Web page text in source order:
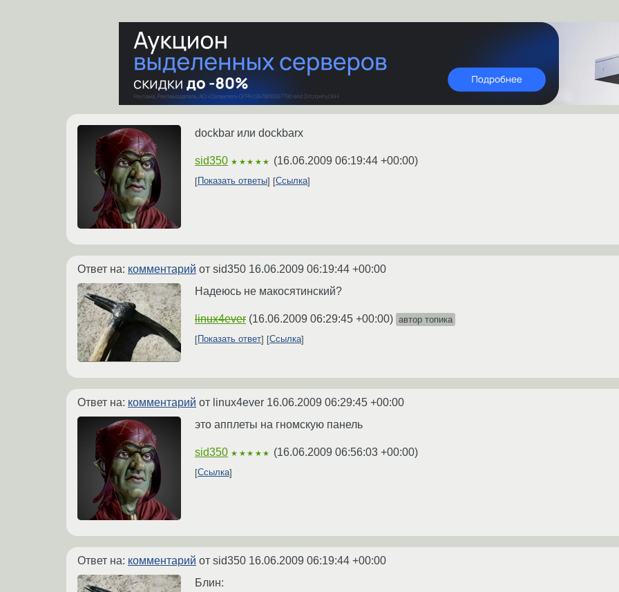
dockbar или dockbarx
sid350 ★★★★★ (16.06.2009 06:19:44 +00:00)
Показать ответы Ссылка
Ответ на: комментарий от sid350 16.06.2009 06:19:44 +00:00
Надеюсь не макосятинский?
linux4ever (16.06.2009 06:29:45 +00:00) автор топика
Показать ответ
Ссылка
Ответ на: комментарий от linux4ever 16.06.2009 06:29:45 +00:00
это апплеты на гномскую панель
sid350 ★★★★★ (16.06.2009 06:56:03 +00:00)
Ссылка
Ответ на: комментарий от sid350 16.06.2009 06:19:44 +00:00
Блин: